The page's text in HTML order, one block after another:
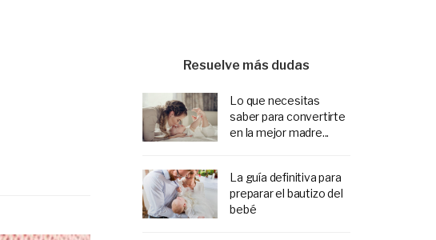
Resuelve más dudas
Lo que necesitas
saber para convertirte
en la mejor madre...
La guía definitiva para
preparar el bautizo del
bebé